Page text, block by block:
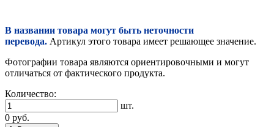
В названии товара могут быть неточности
перевода. Артикул этого товара имеет решающее значение.
Фотографии товара являются ориентировочными и могут
отличаться от фактического продукта.
Количество:
шт.
0 руб.